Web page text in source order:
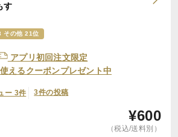
す
その他 21位
アプリ初回注文限定
えるクーポンプレゼント中
ー 3件 3件の投稿
¥600
（税込/送料別）